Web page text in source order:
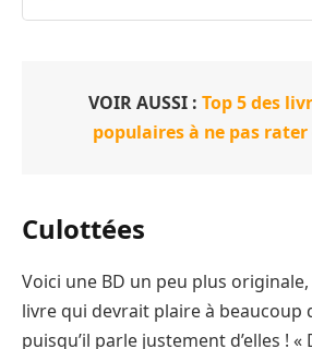
VOIR AUSSI : Top 5 des
populaires à ne pas rater
Culottées
Voici une BD un peu plus
livre qui devrait plaire à beaucoup
puisqu’il parle justement d’elles !